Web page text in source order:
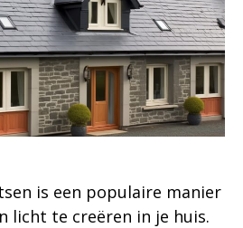
is een populaire manier
licht te creëren in je huis.